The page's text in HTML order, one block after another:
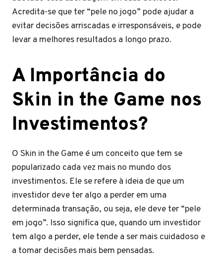
Acredita-se que ter “pele no jogo” pode ajudar a
evitar decisões arriscadas e irresponsáveis, e pode
levar a melhores resultados a longo prazo.
A Importância do
Skin in the Game nos
Investimentos?
O Skin in the Game é um conceito que tem se
popularizado cada vez mais no mundo dos
investimentos. Ele se refere à ideia de que um
investidor deve ter algo a perder em uma
determinada transação, ou seja, ele deve ter “pele
em jogo”. Isso significa que, quando um investidor
tem algo a perder, ele tende a ser mais cuidadoso e
a tomar decisões mais bem pensadas.